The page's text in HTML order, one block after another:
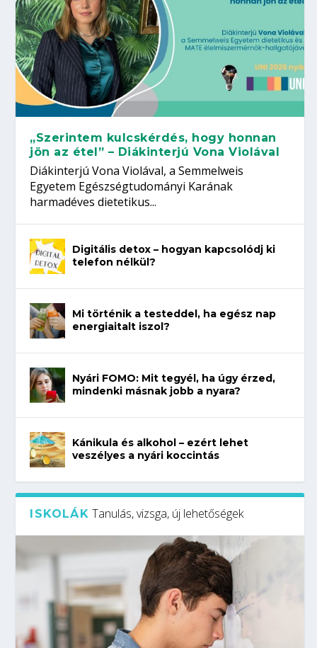
„Szerintem kulcskérdés, hogy honnan
jön az étel” – Diákinterjú Vona Violával
Diákinterjú Vona Violával, a Semmelweis
Egyetem Egészségtudományi Karának
harmadéves dietetikus...
Digitális detox – hogyan kapcsolódj ki
telefon nélkül?
Mi történik a testeddel, ha egész nap
energiaitalt iszol?
Nyári FOMO: Mit tegyél, ha úgy érzed,
mindenki másnak jobb a nyara?
Kánikula és alkohol – ezért lehet
veszélyes a nyári koccintás
ISKOLÁK Tanulás, vizsga, új lehetőségek